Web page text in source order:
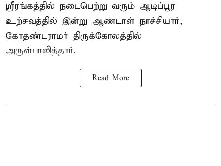
ஸ்ரீரங்கத்தில் நடைபெற்று வரும் ஆடிப்பூர
உற்சவத்தில் இன்று ஆண்டாள் நாச்சியார்,
கோதண்டராமர் திருக்கோலத்தில்
அருள்பாலித்தார்.
Read More